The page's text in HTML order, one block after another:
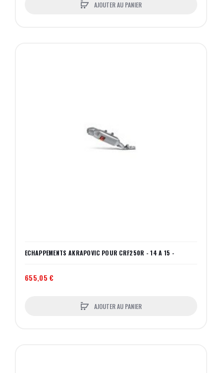
AJOUTER AU PANIER
ECHAPPEMENTS AKRAPOVIC POUR CRF250R - 14 A 15 -
655,05 €
AJOUTER AU PANIER